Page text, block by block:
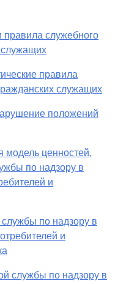
правила служебного
служащих
правила
служащих
положений
ценностей,
по надзору в
и
по надзору в
и
службы по надзору в